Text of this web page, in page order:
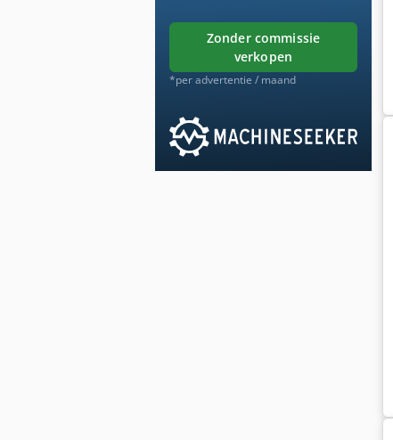
zonder commissie
verkopen
*per advertentie / maand